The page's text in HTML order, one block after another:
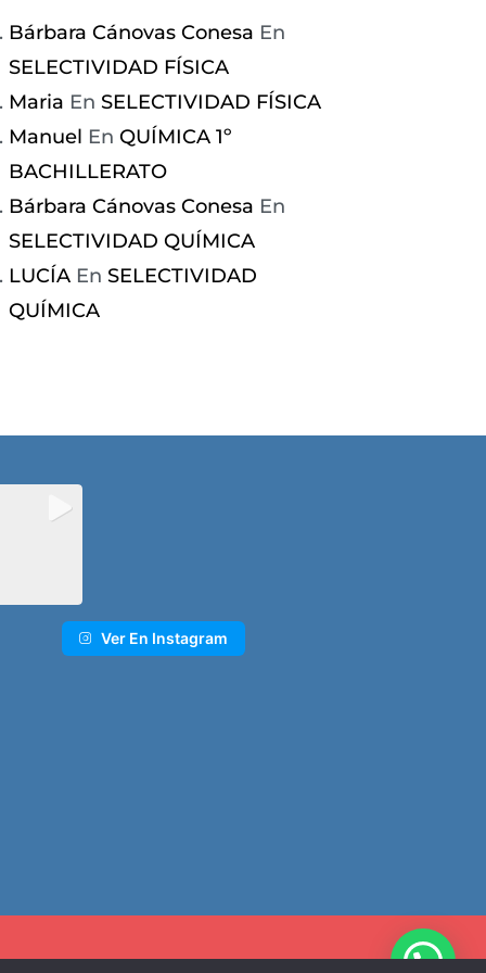
CÓMPRAME
Bárbara Cánovas Conesa En
SELECTIVIDAD FÍSICA
Maria EnSELECTIVIDAD FÍSICA
Manuel EnQUÍMICA 1º
BACHILLERATO
Bárbara Cánovas Conesa En
SELECTIVIDAD QUÍMICA
LUCÍA EnSELECTIVIDAD
QUÍMICA
Ver En Instagram